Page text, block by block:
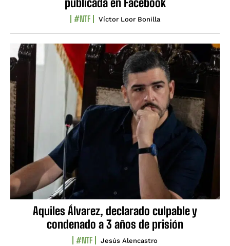
#NTF Víctor Loor Bonilla
Aquiles Álvarez, declarado culpable y
condenado a 3 años de prisión
#NTF Jesús Alencastro